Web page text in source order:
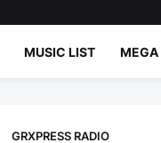
MUSIC LIST MEGA
GRXPRESS RADIO